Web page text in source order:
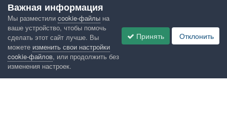
Посмотреть всё
Google рекомендует
Важная информация
Мы разместили cookie-файлы на
ваше устройство, чтобы помочь
сделать этот сайт лучше. Вы
можете изменить свои настройки
cookie-файлов, или продолжить без
изменения настроек.
Принять Отклонить